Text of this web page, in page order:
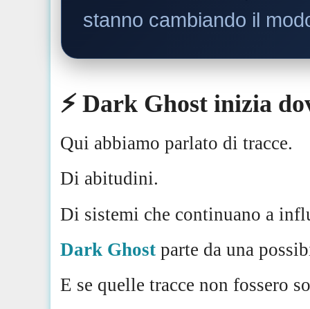
stanno cambiando il
⚡️ Dark Ghost inizia
Qui abbiamo parlato di tracce.
Di abitudini.
Di sistemi che continuano a
Dark Ghost parte da una
E se quelle tracce non fossero